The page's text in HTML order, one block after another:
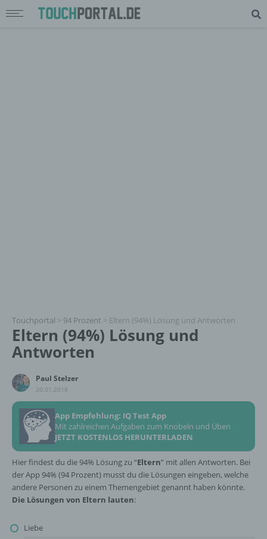
Touchportal > 94 Prozent > Eltern (94%) Lösung und Antworten
Eltern (94%) Lösung und
Antworten
Paul Stelzer
20.01.2018
App Empfehlung: IQ Test App
Mit zahlreichen Aufgaben zum Knobeln und Üben
JETZT KOSTENLOS HERUNTERLADEN
Hier findest du die 94% Lösung zu “Eltern” mit allen Antworten. Bei
der App 94% (94 Prozent) musst du die Lösungen eingeben, welche
andere Personen zu einem Themengebiet genannt haben könnte.
Die Lösungen von Eltern lauten:
Liebe